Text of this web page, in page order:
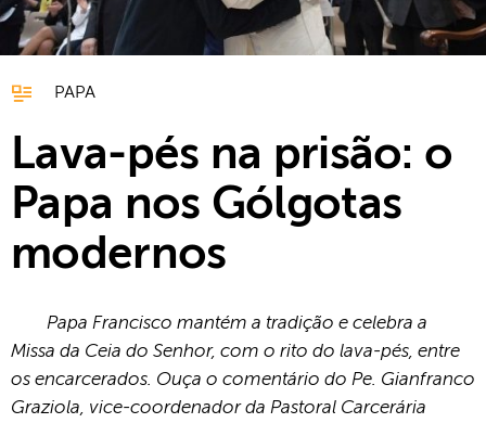
PAPA
Lava-pés na prisão: o
Papa nos Gólgotas
modernos
Papa Francisco mantém a tradição e celebra a
Missa da Ceia do Senhor, com o rito do lava-pés, entre
os encarcerados. Ouça o comentário do Pe. Gianfranco
Graziola, vice-coordenador da Pastoral Carcerária